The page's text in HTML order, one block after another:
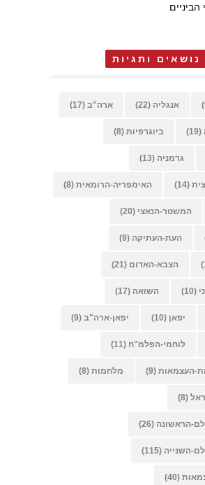
נושאים ותגיות
אנגליה (22) ארה"ב (17)
(19) ביוגרפיות (8)
גרמניה (13)
(14) האימפריה-הרומאית (8)
המשטר-הנאצי (20)
העת-העתיקה (9)
הצבא-האדום (21)
(10) השואה (17)
יפאן (10) יפאן-ארה"ב (9)
לוחמי-הפלמ"ח (11)
העצמאות (9) מלחמות (8)
(8)
הראשונה (26)
השנייה (115)
(40)